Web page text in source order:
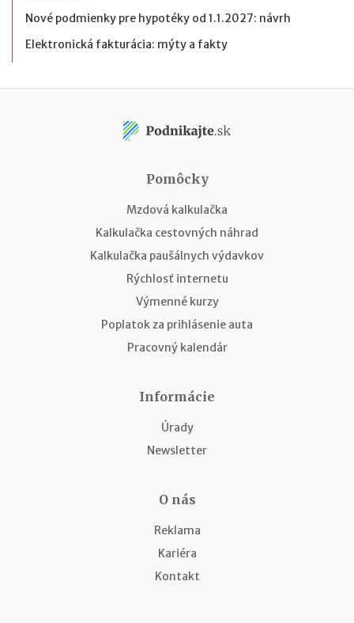
Nové podmienky pre hypotéky od 1.1.2027: návrh
Elektronická fakturácia: mýty a fakty
Pomôcky
Mzdová kalkulačka
Kalkulačka cestovných náhrad
Kalkulačka paušálnych výdavkov
Rýchlosť internetu
Výmenné kurzy
Poplatok za prihlásenie auta
Pracovný kalendár
Informácie
Úrady
Newsletter
O nás
Reklama
Kariéra
Kontakt